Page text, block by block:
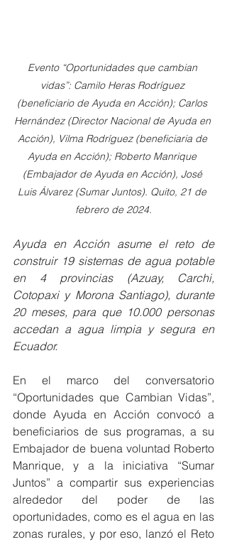
Evento “Oportunidades que cambian
vidas”: Camilo Heras Rodríguez
(beneficiario de Ayuda en Acción); Carlos
Hernández (Director Nacional de Ayuda en
Acción), Vilma Rodríguez (beneficiaria de
Ayuda en Acción); Roberto Manrique
(Embajador de Ayuda en Acción), José
Luis Álvarez (Sumar Juntos). Quito, 21 de
febrero de 2024.
Ayuda en Acción asume el reto de
construir 19 sistemas de agua potable
en 4 provincias (Azuay, Carchi,
Cotopaxi y Morona Santiago), durante
20 meses, para que 10.000 personas
accedan a agua limpia y segura en
Ecuador.
En el marco del conversatorio
“Oportunidades que Cambian Vidas”,
donde Ayuda en Acción convocó a
beneficiarios de sus programas, a su
Embajador de buena voluntad Roberto
Manrique, y a la iniciativa “Sumar
Juntos” a compartir sus experiencias
alrededor del poder de las
oportunidades, como es el agua en las
zonas rurales, y por eso, lanzó el Reto